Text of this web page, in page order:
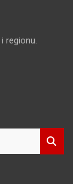
regionu.